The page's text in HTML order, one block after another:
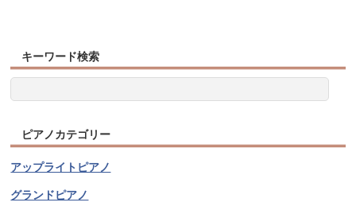
キーワード検索
ピアノカテゴリー
アップライトピアノ
グランドピアノ